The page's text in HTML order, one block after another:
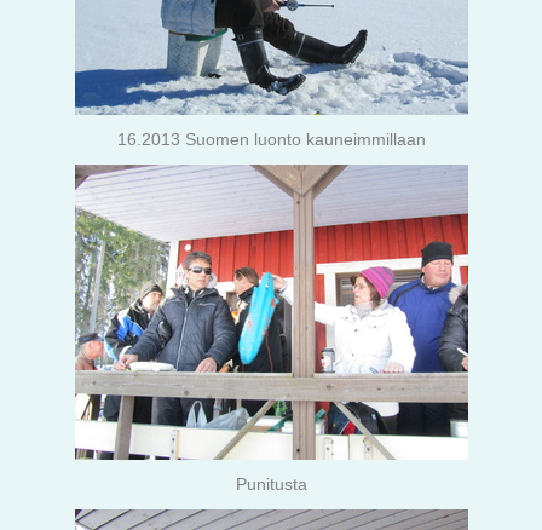
16.2013 Suomen luonto kauneimmillaan
Punitusta